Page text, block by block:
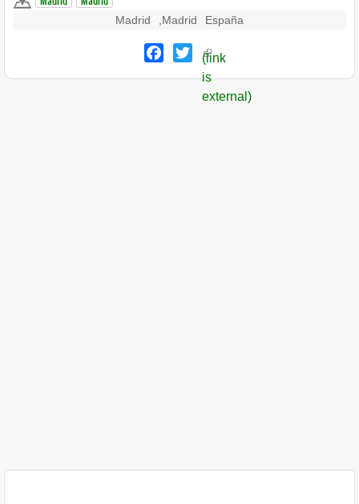
Madrid Madrid España
Facebook
Twitter
(link
is
external)